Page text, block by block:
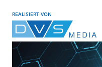
REALISIERT VON